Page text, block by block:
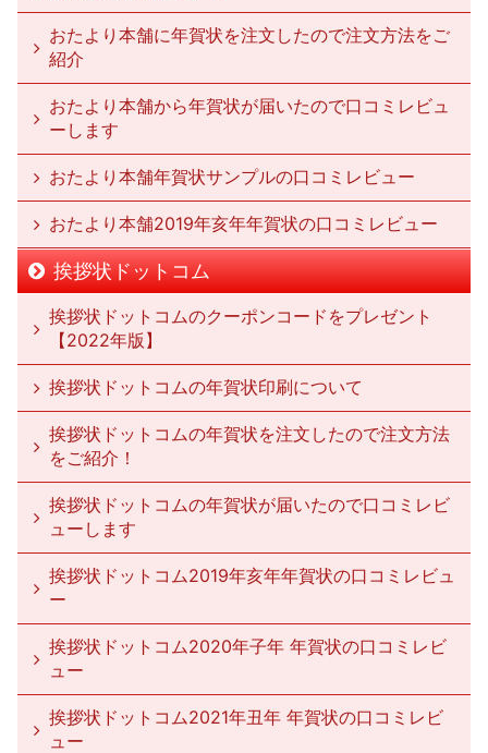
おたより本舗に年賀状を注文したので注文方法をご
紹介
おたより本舗から年賀状が届いたので口コミレビュ
ーします
おたより本舗年賀状サンプルの口コミレビュー
おたより本舗2019年亥年年賀状の口コミレビュー
挨拶状ドットコム
挨拶状ドットコムのクーポンコードをプレゼント
【2022年版】
挨拶状ドットコムの年賀状印刷について
挨拶状ドットコムの年賀状を注文したので注文方法
をご紹介！
挨拶状ドットコムの年賀状が届いたので口コミレビ
ューします
挨拶状ドットコム2019年亥年年賀状の口コミレビュ
ー
挨拶状ドットコム2020年子年 年賀状の口コミレビ
ュー
挨拶状ドットコム2021年丑年 年賀状の口コミレビ
ュー